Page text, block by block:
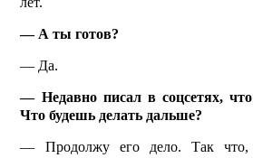
— А ты готов?
— Да.
— Недавно писал в соц­сетях, что
Что будешь делать дальше?
— Продолжу его дело. Так